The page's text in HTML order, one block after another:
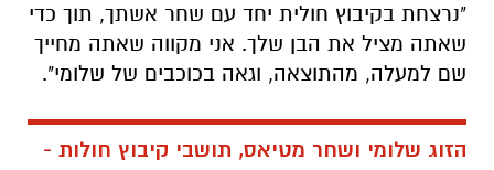
"נרצחת בקיבוץ חולית יחד עם שחר אשתך, תוך כדי
שאתה מציל את הבן שלך. אני מקווה שאתה מחייך
שם למעלה, מהתוצאה, וגאה בכוכבים של שלומי".
הזוג שלומי ושחר מטיאס, תושבי קיבוץ חולות -